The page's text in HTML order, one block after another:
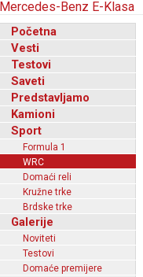
Početna
Vesti
Testovi
Saveti
Predstavljamo
Kamioni
Sport
Formula 1
WRC
Domaći reli
Kružne trke
Brdske trke
Galerije
Noviteti
Testovi
Domaće premijere